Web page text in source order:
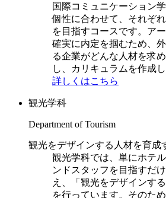
国際コミュニケーション
個性に合わせて、それぞ
を目指すコースです。ア
確実に内定を掴むため、
る企業がどんな人材を求
し、カリキュラムを作成し
詳しくはこちら
観光学科
Department of Tourism
観光をデザインする人材を育成
観光学科では、単にホテ
ンドスタッフを目指すだ
え、「観光をデザインす
を行っています。そのた